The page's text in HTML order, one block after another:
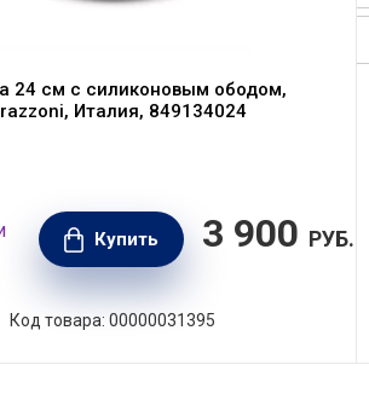
24 см с силиконовым ободом,
Италия, 849134024
Купить 3 900 РУБ.
Код товара: 00000031395